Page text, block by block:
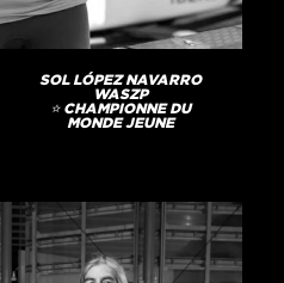
SOL LÓPEZ NAVARRO
WASZP
⭐️ CHAMPIONNE DU
MONDE JEUNE